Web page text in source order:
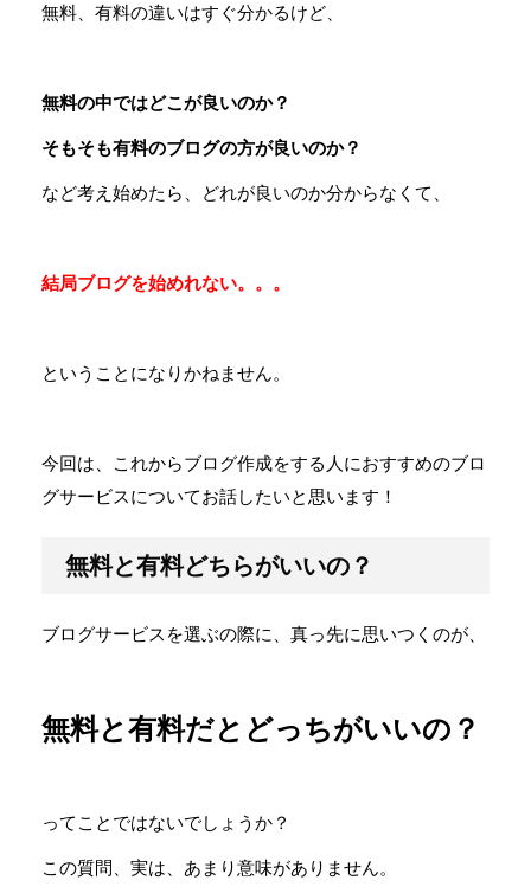
無料、有料の違いはすぐ分かるけど、
無料の中ではどこが良いのか？
そもそも有料のブログの方が良いのか？
など考え始めたら、どれが良いのか分からなくて、
結局ブログを始めれない。。。
ということになりかねません。
今回は、これからブログ作成をする人におすすめのブロ
グサービスについてお話したいと思います！
無料と有料どちらがいいの？
ブログサービスを選ぶの際に、真っ先に思いつくのが、
無料と有料だとどっちがいいの？
ってことではないでしょうか？
この質問、実は、あまり意味がありません。